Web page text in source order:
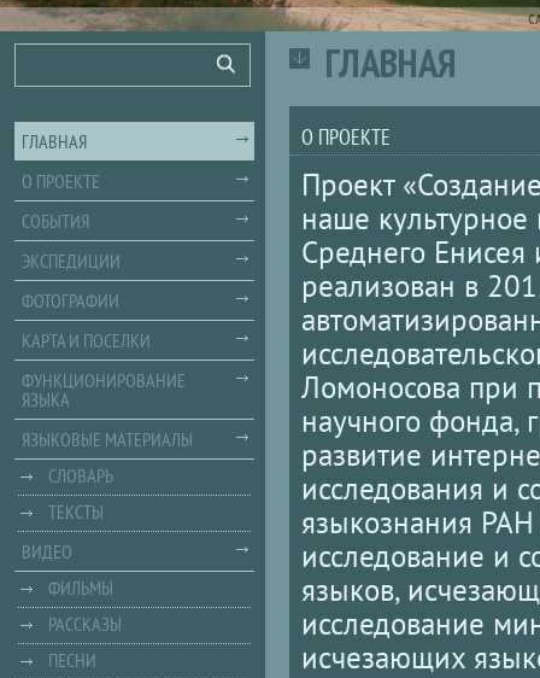
ГЛАВНАЯ
О ПРОЕКТЕ
Проект
наше культурное
Среднего
реализован в
Ломоносова при
научного фонда,
развитие
исследования и
языкознания РАН
исследование и
языков,
исследование
исчезающих
Поиск
ГЛАВНАЯ
О ПРОЕКТЕ
СОБЫТИЯ
ЭКСПЕДИЦИИ
ФОТОГРАФИИ
КАРТА И ПОСЕЛКИ
ФУНКЦИОНИРОВАНИЕ
ЯЗЫКА
ЯЗЫКОВЫЕ МАТЕРИАЛЫ
СЛОВАРЬ
ТЕКСТЫ
ВИДЕО
ФИЛЬМЫ
РАССКАЗЫ
ПЕСНИ